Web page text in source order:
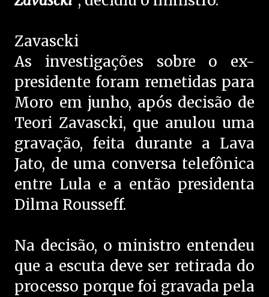
Zavascki
As investigações sobre o ex-
presidente foram remetidas para
Moro em junho, após decisão de
Teori Zavascki, que anulou uma
gravação, feita durante a Lava
Jato, de uma conversa telefônica
entre Lula e a então presidenta
Dilma Rousseff.
Na decisão, o ministro entendeu
que a escuta deve ser retirada do
processo porque foi gravada pela